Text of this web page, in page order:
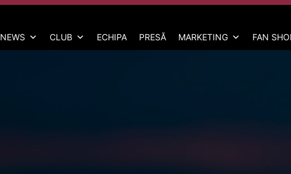
NEWS CLUB ECHIPA PRESĂ MARKETING FAN